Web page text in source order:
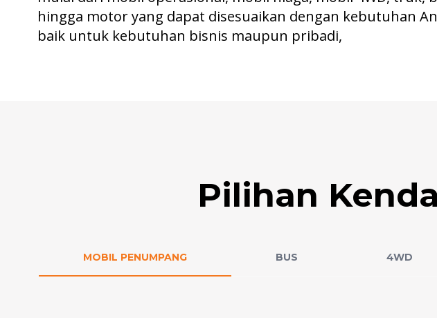
hingga motor yang dapat disesuaikan dengan kebutuhan
baik untuk kebutuhan bisnis maupun pribadi,
Pilihan
MOBIL PENUMPANG BUS 4WD